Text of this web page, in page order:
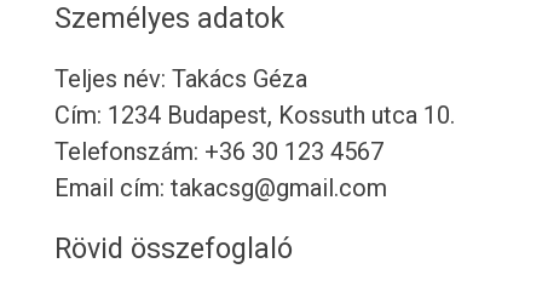
Személyes adatok
Teljes név: Takács Géza
Cím: 1234 Budapest, Kossuth utca 10.
Telefonszám: +36 30 123 4567
Email cím: takacsg@gmail.com
Rövid összefoglaló